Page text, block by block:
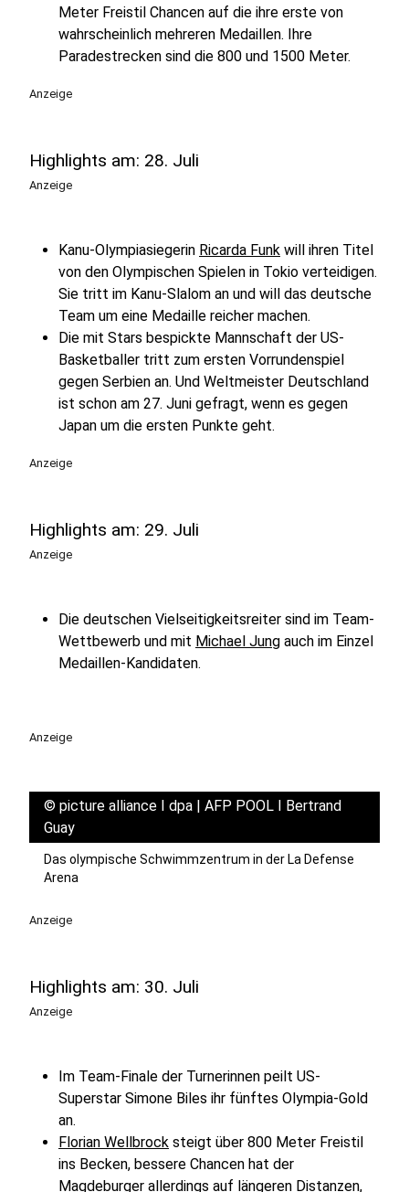
Meter Freistil Chancen auf die ihre erste von
wahrscheinlich mehreren Medaillen. Ihre
Paradestrecken sind die 800 und 1500 Meter.
Anzeige
Highlights am: 28. Juli
Anzeige
Kanu-Olympiasiegerin Ricarda Funk will ihren Titel
von den Olympischen Spielen in Tokio verteidigen.
Sie tritt im Kanu-Slalom an und will das deutsche
Team um eine Medaille reicher machen.
Die mit Stars bespickte Mannschaft der US-
Basketballer tritt zum ersten Vorrundenspiel
gegen Serbien an. Und Weltmeister Deutschland
ist schon am 27. Juni gefragt, wenn es gegen
Japan um die ersten Punkte geht.
Anzeige
Highlights am: 29. Juli
Anzeige
Die deutschen Vielseitigkeitsreiter sind im Team-
Wettbewerb und mit Michael Jung auch im Einzel
Medaillen-Kandidaten.
Anzeige
© picture alliance I dpa | AFP POOL I Bertrand
Guay
Das olympische Schwimmzentrum in der La Defense
Arena
Anzeige
Highlights am: 30. Juli
Anzeige
Im Team-Finale der Turnerinnen peilt US-
Superstar Simone Biles ihr fünftes Olympia-Gold
an.
Florian Wellbrock steigt über 800 Meter Freistil
ins Becken, bessere Chancen hat der
Magdeburger allerdings auf längeren Distanzen,